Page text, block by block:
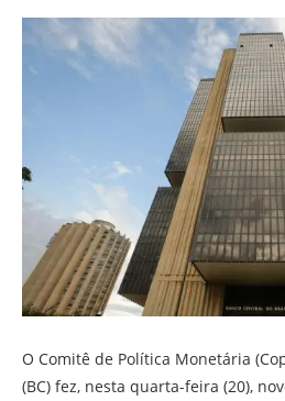
O Comitê de Política Monetária
(BC) fez, nesta quarta-feira (20),